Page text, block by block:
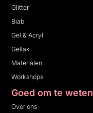
Glitter
Biab
Gel & Acryl
Gellak
Materialen
Workshops
Goed om te weten
Over ons